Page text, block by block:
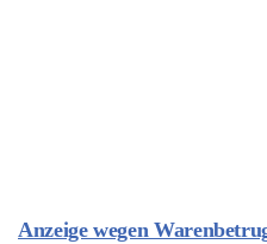
Anzeige wegen